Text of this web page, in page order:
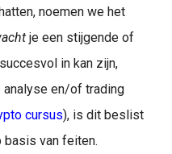
noemen we het
je een stijgende of
in kan zijn,
analyse en/of trading
cursus), is dit beslist
van feiten.